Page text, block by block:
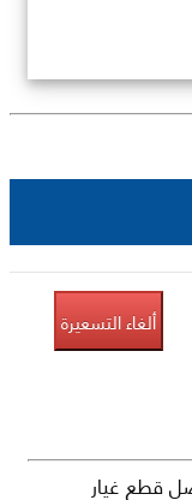
ألغاء التسعيرة
قطع غيار